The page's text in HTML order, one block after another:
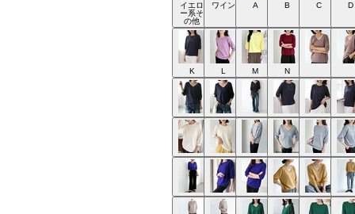
イエロ
ー系そ
の他
ワイン A B C D
K L M N